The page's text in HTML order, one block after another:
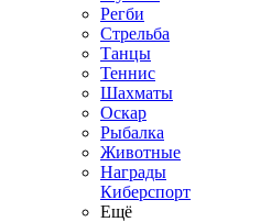
Регби
Стрельба
Танцы
Теннис
Шахматы
Оскар
Рыбалка
Животные
Награды
Киберспорт
Ещё